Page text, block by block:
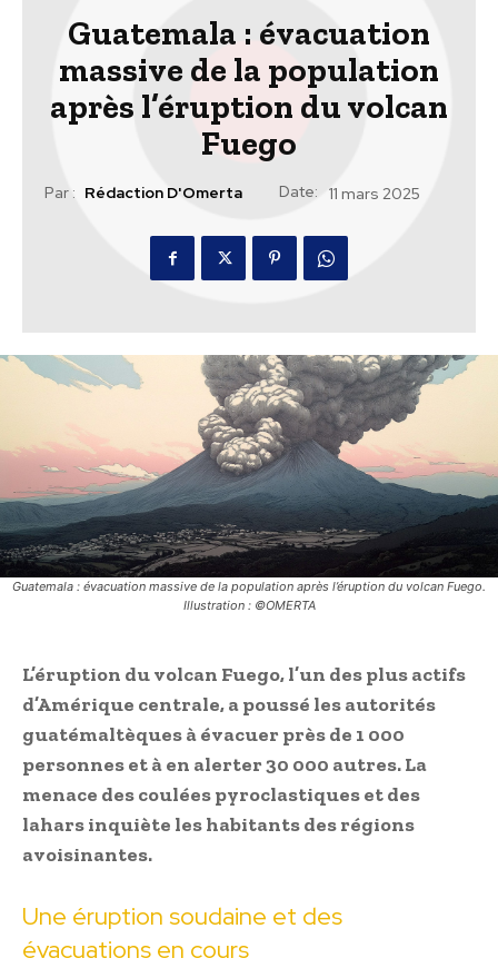
Guatemala : évacuation
massive de la population
après l’éruption du volcan
Fuego
Par : Rédaction D'Omerta Date: 11 mars 2025
Guatemala : évacuation massive de la population après l’éruption du volcan Fuego.
Illustration : ©OMERTA
L’éruption du volcan Fuego, l’un des plus actifs
d’Amérique centrale, a poussé les autorités
guatémaltèques à évacuer près de 1 000
personnes et à en alerter 30 000 autres. La
menace des coulées pyroclastiques et des
lahars inquiète les habitants des régions
avoisinantes.
Une éruption soudaine et des
évacuations en cours